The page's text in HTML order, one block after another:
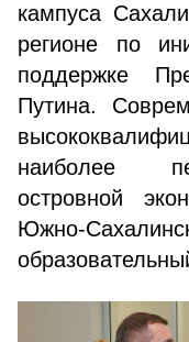
кампуса
регионе по
поддержке
Путина.
наиболее
островной
Южно-